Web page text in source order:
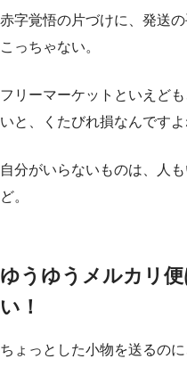
赤字覚悟の片づけに、発送
こっちゃない。
フリーマーケットといえど
いと、くたびれ損なんですよ
自分がいらないものは、人
ど。
ゆうゆうメルカリ
い！
ちょっとした小物を送るのに